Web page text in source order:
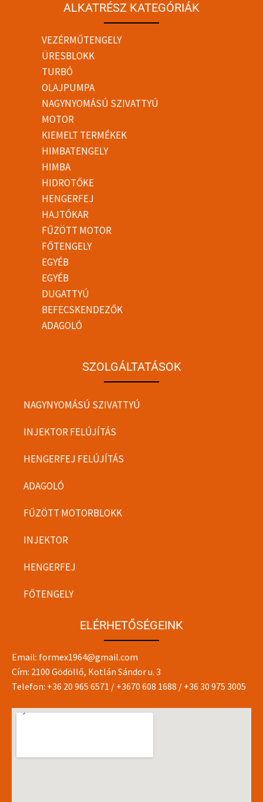
ALKATRÉSZ KATEGÓRIÁK
VEZÉRMŰTENGELY
ÜRESBLOKK
TURBÓ
OLAJPUMPA
NAGYNYOMÁSÚ SZIVATTYÚ
MOTOR
KIEMELT TERMÉKEK
HIMBATENGELY
HIMBA
HIDROTŐKE
HENGERFEJ
HAJTÓKAR
FŰZÖTT MOTOR
FŐTENGELY
EGYÉB
EGYÉB
DUGATTYÚ
BEFECSKENDEZŐK
ADAGOLÓ
SZOLGÁLTATÁSOK
NAGYNYOMÁSÚ SZIVATTYÚ
INJEKTOR FELÚJÍTÁS
HENGERFEJ FELÚJÍTÁS
ADAGOLÓ
FŰZÖTT MOTORBLOKK
INJEKTOR
HENGERFEJ
FŐTENGELY
ELÉRHETŐSÉGEINK
Email: formex1964@gmail.com
Cím: 2100 Gödöllő, Kotlán Sándor u. 3
Telefon: +36 20 965 6571 / +3670 608 1688 / +36 30 975 3005